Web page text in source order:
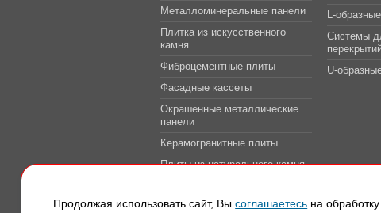
Металломинеральные панели
Плитка из искусственного
камня
Фиброцементные плиты
Фасадные кассеты
Окрашенные металлические
панели
Керамогранитные плиты
Плиты из натурального камня
декоративной облицовки
L-образные
Системы
U-
Продолжая использовать сайт, Высоглашаетесь на